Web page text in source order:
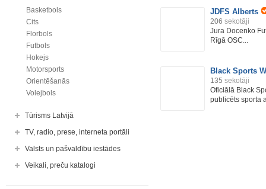
Basketbols
Cits
Florbols
Futbols
Hokejs
Motorsports
Orientēšanās
Volejbols
Tūrisms Latvijā
TV, radio, prese, interneta portāli
Valsts un pašvaldību iestādes
Veikali, preču katalogi
JDFS Alberts
206 sekotāji
Jura Docenko
Rīgā OSC...
Black Sports
135 sekotāji
Oficiālā Black
publicēts sporta